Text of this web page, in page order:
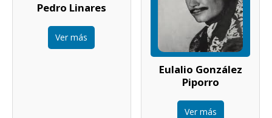
Pedro Linares
Ver más
Eulalio González
Piporro
Ver más